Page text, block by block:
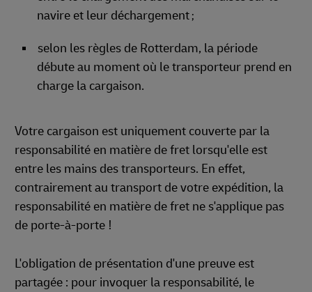
navire et leur déchargement ;
selon les règles de Rotterdam, la période
débute au moment où le transporteur prend en
charge la cargaison.
Votre cargaison est uniquement couverte par la
responsabilité en matière de fret lorsqu'elle est
entre les mains des transporteurs. En effet,
contrairement au transport de votre expédition, la
responsabilité en matière de fret ne s'applique pas
de porte-à-porte !
L'obligation de présentation d'une preuve est
partagée : pour invoquer la responsabilité, le